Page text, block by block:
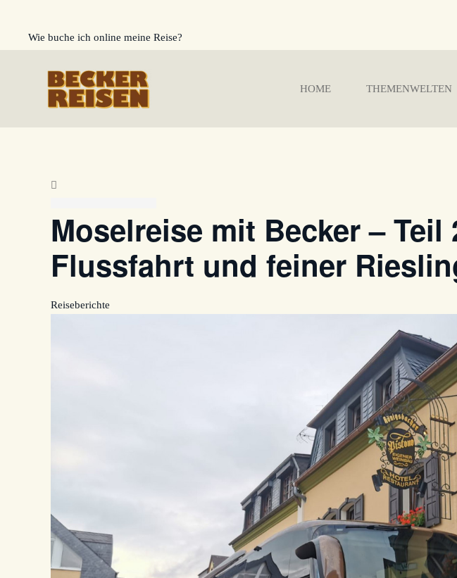
Zum Hauptinhalt springen
Wie buche ich online meine Reise?
HOME THEMENWELTEN
Moselreise mit Becker – Teil
Flussfahrt und feiner
Reiseberichte